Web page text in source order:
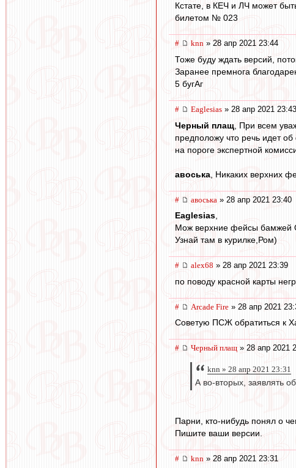
Кстате, в КЕЧ и ЛЧ может
билетом № 023
# knn » 28 апр 2021 23:44
Тоже буду ждать версий,
Заранее премнога
5 бугАг
# Eaglesias » 28 апр 2021 23:43
Черный плащ , При всем
предположу что речь идет
на пороге экспертной
авоська , Никаких верхних
# авоська » 28 апр 2021 23:40
Eaglesias,
Мож верхние фейсы бамжей
Узнай там в курилке,Ром)
# alex68 » 28 апр 2021 23:39
по поводу красной карты
# Arcade Fire » 28 апр 2021
Советую ПСЖ обратиться к
# Черный плащ » 28 апр 2021
knn » 28 апр 2021 23:31
А во-вторых, заявлять
Парни, кто-нибудь понял о
Пишите ваши версии.
# knn » 28 апр 2021 23:31